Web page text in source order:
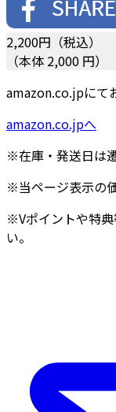
2,200円（税込）
（本体 2,000 円）
amazon.co.jpにて
amazon.co.jpへ
※在庫・発送日は
※当ページ表示の
※Vポイントや特
い。